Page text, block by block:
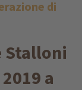
di
Stalloni
a